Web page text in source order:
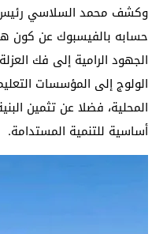
وكشف محمد السلاسي
حسابه بالفيسبوك عن كون
الجهود الرامية إلى فك
الولوج إلى المؤسسات
المحلية، فضلا عن تثمين
أساسية للتنمية المستدامة.